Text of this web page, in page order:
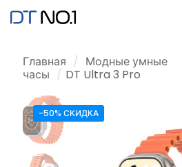
Главная / Модные умные
часы / DT Ultra 3 Pro
-50% СКИДКА